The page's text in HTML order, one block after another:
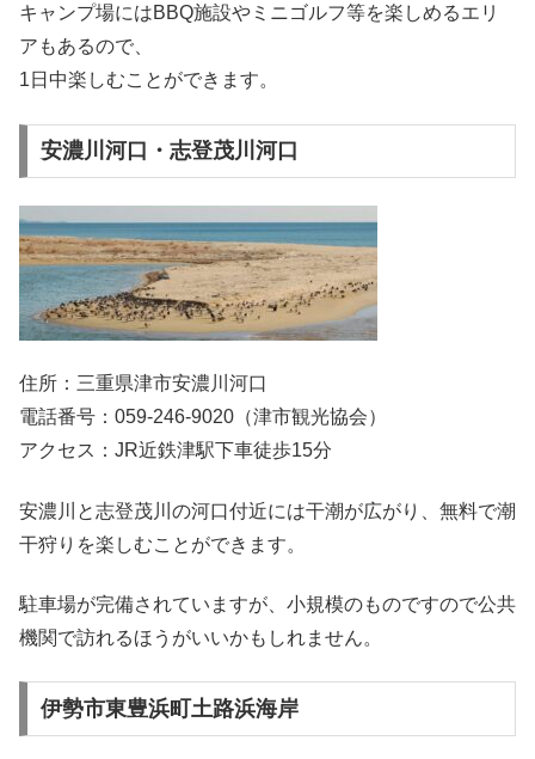
キャンプ場にはBBQ施設やミニゴルフ等を楽しめるエリ
アもあるので、
1日中楽しむことができます。
安濃川河口・志登茂川河口
住所：三重県津市安濃川河口
電話番号：059-246-9020（津市観光協会）
アクセス：JR近鉄津駅下車徒歩15分
安濃川と志登茂川の河口付近には干潮が広がり、無料で潮
干狩りを楽しむことができます。
駐車場が完備されていますが、小規模のものですので公共
機関で訪れるほうがいいかもしれません。
伊勢市東豊浜町土路浜海岸